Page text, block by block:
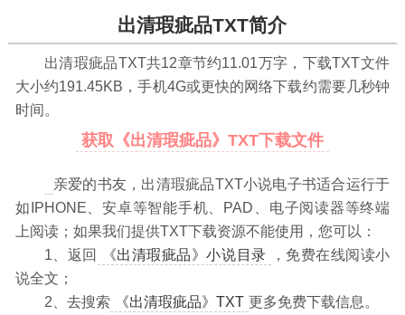
出清瑕疵品TXT简介
出清瑕疵品TXT共12章节约11.01万字，下载TXT文件
大小约191.45KB，手机4G或更快的网络下载约需要几秒钟
时间。
获取《出清瑕疵品》TXT下载文件
亲爱的书友，出清瑕疵品TXT小说电子书适合运行于
如IPHONE、安卓等智能手机、PAD、电子阅读器等终端
上阅读；如果我们提供TXT下载资源不能使用，您可以：
1、返回
《出清瑕疵品》小说目录
，免费在线阅读小
说全文；
2、去搜索
《出清瑕疵品》TXT 更多免费下载信息。